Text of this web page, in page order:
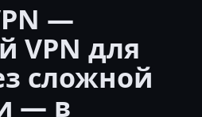
—
VPN для
сложной
— в